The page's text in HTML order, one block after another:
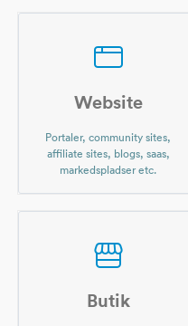
Website
Portaler, community sites,
affiliate sites, blogs, saas,
markedspladser etc.
Butik